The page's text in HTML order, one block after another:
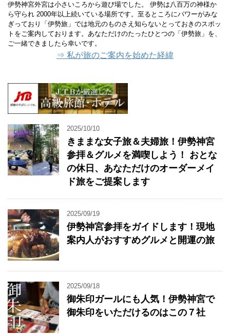
伊勢神宮外宮は小さいころから遊び場でした。 伊勢は八百万の神様か
ら守られ 2000年以上続いている場所です。至るところにパワーがみな
ぎっており「伊勢旅」では地元のものさえ知らないとっておきのスポッ
トをご案内しております。あなただけのたったひとつの「伊勢旅」を、
ご一緒できましたら幸いです。
⇒ 私が旅のご案内を始めた経緯
2025/10/10
きままな女子旅＆夫婦旅！伊勢神宮
参拝＆グルメを満喫しよう！ おとな
の休日、あなただけのオーダーメイ
ド旅をご提案します
2025/09/19
伊勢神宮参拝をガイドします！現地
案内人がおすすめグルメと開運の旅
2025/09/18
御朱印ガールにも人気！伊勢神宮で
御朱印をいただけるのはこの７社